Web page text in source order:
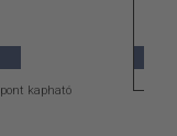
pont kapható